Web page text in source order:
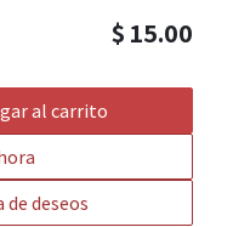
al carrito
deseos
$ 15.00